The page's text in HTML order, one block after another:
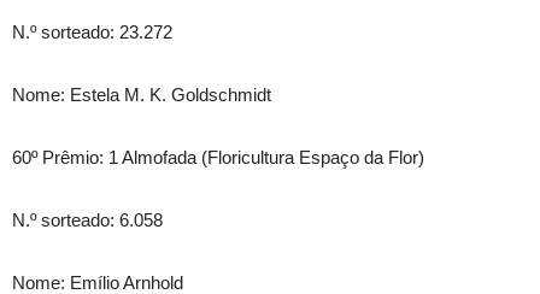
N.º sorteado: 23.272
Nome: Estela M. K. Goldschmidt
60º Prêmio: 1 Almofada (Floricultura Espaço da Flor)
N.º sorteado: 6.058
Nome: Emílio Arnhold